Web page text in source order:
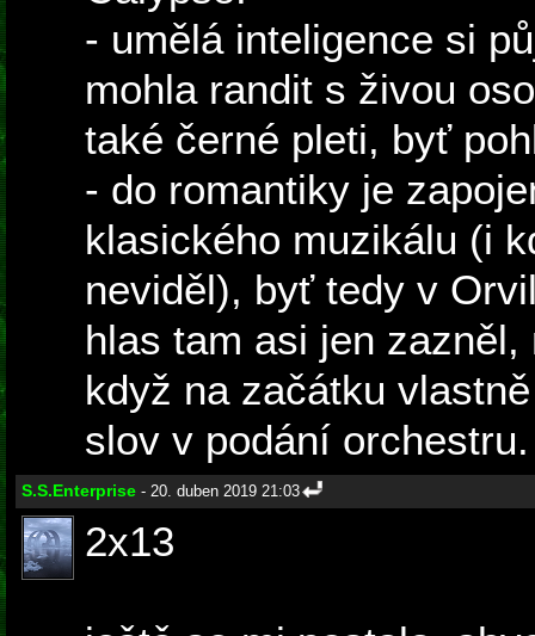
- umělá inteligence si
mohla randit s živou
také černé pleti, byť
- do romantiky je
klasického muzikálu (i
neviděl), byť tedy v
hlas tam asi jen
když na začátku
slov v podání orchestru.
S.S.Enterprise - 20. duben 2019 21:03
2x13